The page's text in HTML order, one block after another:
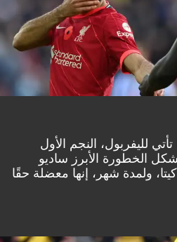
لليفربول، النجم الأول
الخطورة الأبرز ساديو
ولمدة شهر، إنها معضلة حقًا